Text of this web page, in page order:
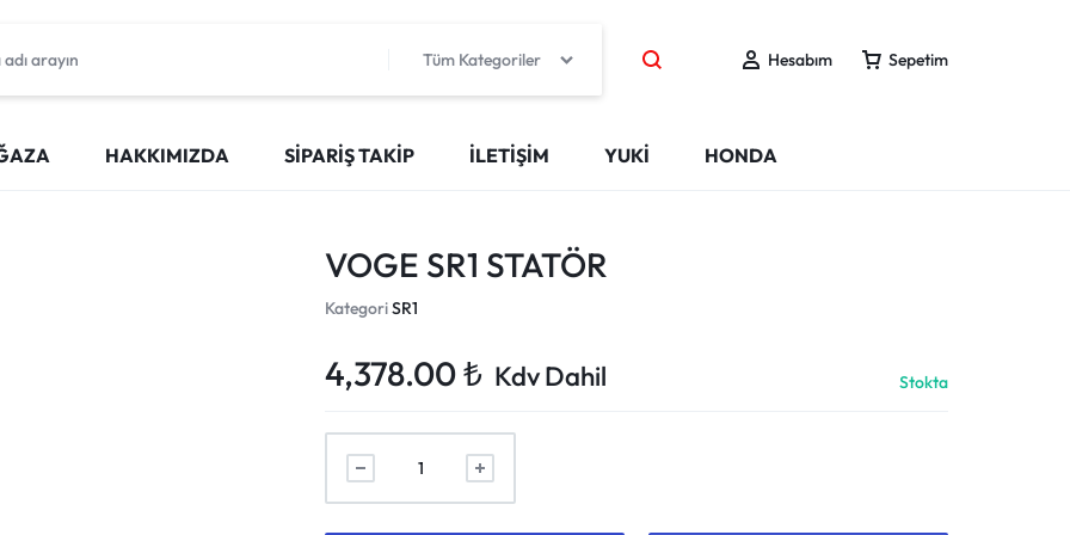
Tüm Kategoriler Hesabım Sepetim
HAKKIMIZDA SIPARIŞ TAKIP İLETIŞIM YUKİ HONDA
VOGE SR1 STATÖR
KategoriSR1
4,378.00₺ Kdv Dahil Stokta